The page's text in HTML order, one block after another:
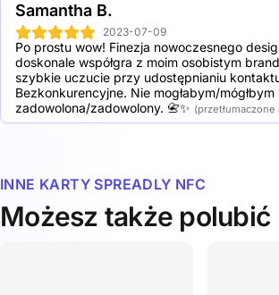
Samantha B.
2023-07-09
Po prostu wow! Finezja nowoczesnego
doskonale współgra z moim osobistym
szybkie uczucie przy udostępnianiu
Bezkonkurencyjne. Nie mogłabym/
zadowolona/zadowolony. 📇✨
INNE KARTY SPREADLY NFC
Możesz także polubić